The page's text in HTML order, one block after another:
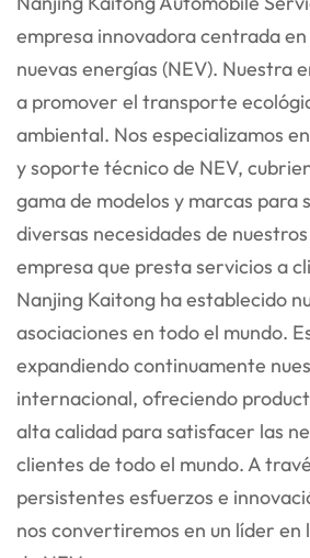
empresa innovadora centrada en
nuevas energías (NEV). Nuestra
a promover el transporte
ambiental. Nos especializamos
y soporte técnico de NEV,
gama de modelos y marcas para
diversas necesidades de
empresa que presta servicios a
Nanjing Kaitong ha establecido
asociaciones en todo el mundo.
expandiendo continuamente
internacional, ofreciendo
alta calidad para satisfacer las
clientes de todo el mundo. A
persistentes esfuerzos e
nos convertiremos en un líder en